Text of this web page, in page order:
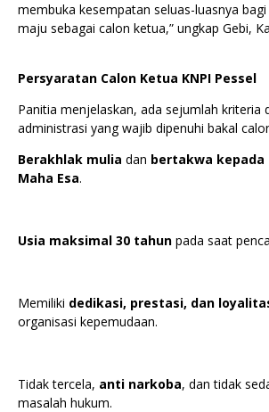
membuka kesempatan seluas-luasnya
maju sebagai calon ketua,” ungkap Gebi,
Persyaratan Calon Ketua KNPI Pessel
Panitia menjelaskan, ada sejumlah kriteria
administrasi yang wajib dipenuhi bakal
Berakhlak mulia dan bertakwa kepada
Maha Esa.
Usia maksimal 30 tahun pada saat
Memiliki dedikasi, prestasi, dan
organisasi kepemudaan.
Tidak tercela, anti narkoba, dan tidak
masalah hukum.